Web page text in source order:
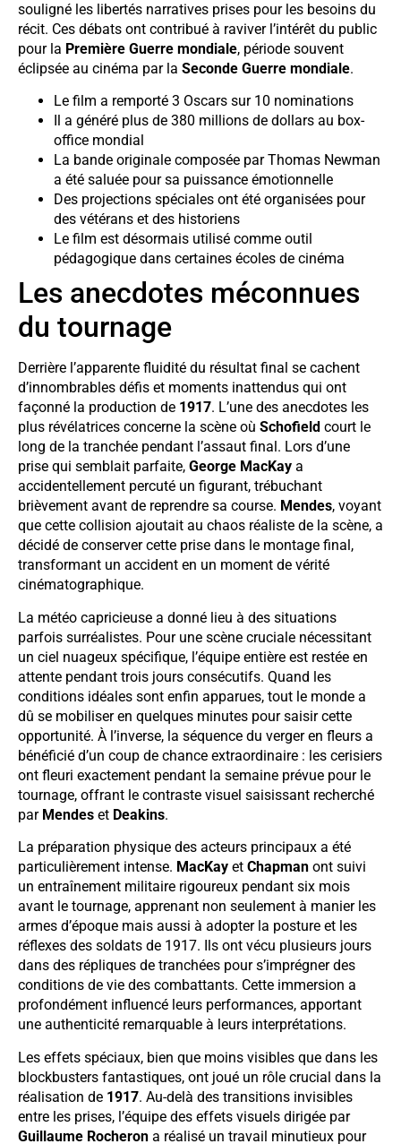
souligné les libertés narratives prises pour les besoins du
récit. Ces débats ont contribué à raviver l’intérêt du public
pour la Première Guerre mondiale, période souvent
éclipsée au cinéma par la Seconde Guerre mondiale.
Le film a remporté 3 Oscars sur 10 nominations
Il a généré plus de 380 millions de dollars au box-
office mondial
La bande originale composée par Thomas Newman
a été saluée pour sa puissance émotionnelle
Des projections spéciales ont été organisées pour
des vétérans et des historiens
Le film est désormais utilisé comme outil
pédagogique dans certaines écoles de cinéma
Les anecdotes méconnues
du tournage
Derrière l’apparente fluidité du résultat final se cachent
d’innombrables défis et moments inattendus qui ont
façonné la production de 1917. L’une des anecdotes les
plus révélatrices concerne la scène où Schofield court le
long de la tranchée pendant l’assaut final. Lors d’une
prise qui semblait parfaite, George MacKay a
accidentellement percuté un figurant, trébuchant
brièvement avant de reprendre sa course. Mendes, voyant
que cette collision ajoutait au chaos réaliste de la scène, a
décidé de conserver cette prise dans le montage final,
transformant un accident en un moment de vérité
cinématographique.
La météo capricieuse a donné lieu à des situations
parfois surréalistes. Pour une scène cruciale nécessitant
un ciel nuageux spécifique, l’équipe entière est restée en
attente pendant trois jours consécutifs. Quand les
conditions idéales sont enfin apparues, tout le monde a
dû se mobiliser en quelques minutes pour saisir cette
opportunité. À l’inverse, la séquence du verger en fleurs a
bénéficié d’un coup de chance extraordinaire : les cerisiers
ont fleuri exactement pendant la semaine prévue pour le
tournage, offrant le contraste visuel saisissant recherché
par Mendes et Deakins.
La préparation physique des acteurs principaux a été
particulièrement intense. MacKay et Chapman ont suivi
un entraînement militaire rigoureux pendant six mois
avant le tournage, apprenant non seulement à manier les
armes d’époque mais aussi à adopter la posture et les
réflexes des soldats de 1917. Ils ont vécu plusieurs jours
dans des répliques de tranchées pour s’imprégner des
conditions de vie des combattants. Cette immersion a
profondément influencé leurs performances, apportant
une authenticité remarquable à leurs interprétations.
Les effets spéciaux, bien que moins visibles que dans les
blockbusters fantastiques, ont joué un rôle crucial dans la
réalisation de 1917. Au-delà des transitions invisibles
entre les prises, l’équipe des effets visuels dirigée par
Guillaume Rocheron a réalisé un travail minutieux pour